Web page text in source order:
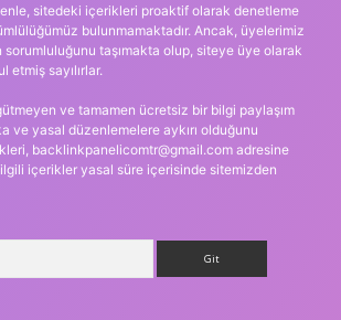
sitedeki içerikleri proaktif olarak denetleme
bulunmamaktadır. Ancak, üyelerimiz
sorumluluğunu taşımakta olup, siteye üye olarak
etmiş sayılırlar.
ve tamamen ücretsiz bir bilgi paylaşım
ve yasal düzenlemelere aykırı olduğunu
backlinkpanelicomtr@gmail.com adresine
içerikler yasal süre içerisinde sitemizden